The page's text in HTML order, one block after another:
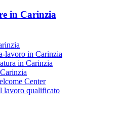
in Carinzia
lavoro in Carinzia
in Carinzia
Center
lavoro qualificato